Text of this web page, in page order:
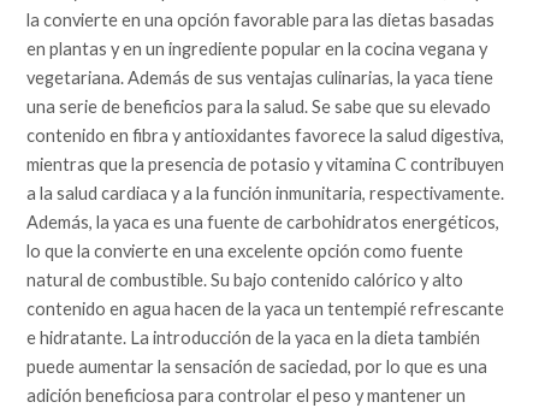
la convierte en una opción favorable para las dietas basadas
en plantas y en un ingrediente popular en la cocina vegana y
vegetariana. Además de sus ventajas culinarias, la yaca tiene
una serie de beneficios para la salud. Se sabe que su elevado
contenido en fibra y antioxidantes favorece la salud digestiva,
mientras que la presencia de potasio y vitamina C contribuyen
a la salud cardiaca y a la función inmunitaria, respectivamente.
Además, la yaca es una fuente de carbohidratos energéticos,
lo que la convierte en una excelente opción como fuente
natural de combustible. Su bajo contenido calórico y alto
contenido en agua hacen de la yaca un tentempié refrescante
e hidratante. La introducción de la yaca en la dieta también
puede aumentar la sensación de saciedad, por lo que es una
adición beneficiosa para controlar el peso y mantener un